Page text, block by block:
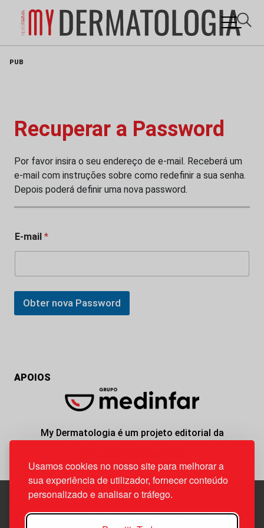
Usamos cookies no nosso site para melhorar a
sua experiência de utilizador, fornecer conteúdo
personalizado e analisar o tráfego.
PUB
Recuperar a Password
Por favor insira o seu endereço de e-mail. Receberá um
e-mail com instruções sobre como redefinir a sua senha.
Depois poderá definir uma nova password.
E-mail *
Obter nova Password
APOIOS
My Dermatologia é um projeto editorial da
responsabilidade da News Farma, possível com o
Edif. Lisboa Oriente | Av. Infante D. Henrique, n.º 333H, esc.